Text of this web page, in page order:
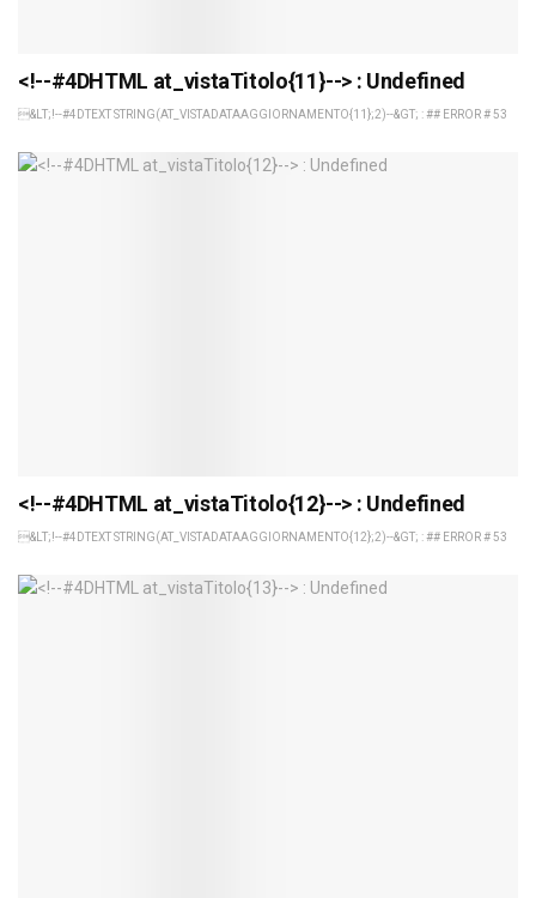
<!--#4DHTML at_vistaTitolo{11}--> : Undefined
&LT;!--#4DTEXT STRING(AT_VISTADATAAGGIORNAMENTO{11};2)--&GT; : ## ERROR # 53
<!--#4DHTML at_vistaTitolo{12}--> : Undefined
&LT;!--#4DTEXT STRING(AT_VISTADATAAGGIORNAMENTO{12};2)--&GT; : ## ERROR # 53